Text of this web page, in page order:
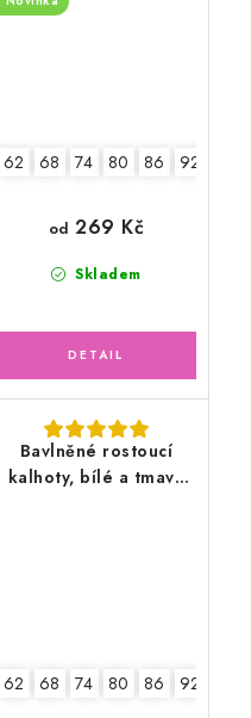
98 104
62 68 74 80 86 92
Skladem
od 269 Kč
Bavlněné rostoucí
kalhoty, bílé a tmavě
62 68 74 80 86 92